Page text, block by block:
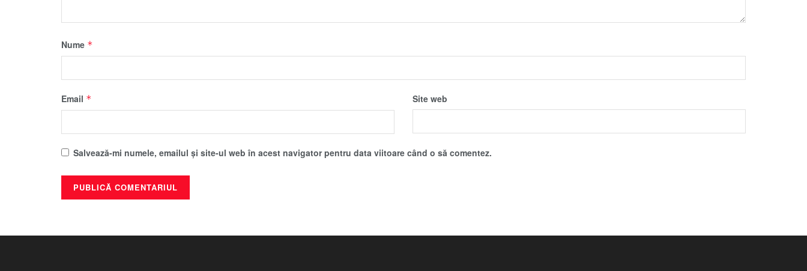
Nume *
Email * Site web
Salvează-mi numele, emailul și site-ul web în acest navigator pentru data viitoare când o să comentez.